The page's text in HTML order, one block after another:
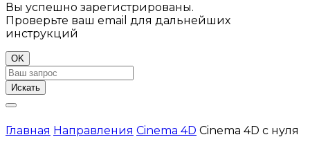
Вы успешно зарегистрированы.
Проверьте ваш email для дальнейших
инструкций
OK
Искать
Главная Направления Cinema 4D Cinema 4D с нуля